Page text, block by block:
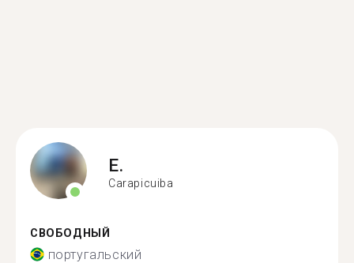
E.
Carapicuiba
СВОБОДНЫЙ
португальский